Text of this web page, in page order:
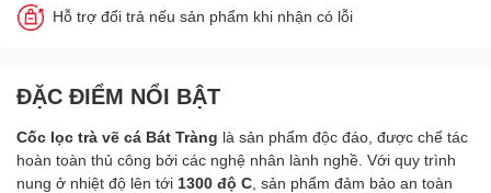
Hỗ trợ đổi trả nếu sản phẩm khi nhận có lỗi
ĐẶC ĐIỂM NỔI BẬT
Cốc lọc trà vẽ cá Bát Tràng là sản phẩm độc đáo, được chế tác
hoàn toàn thủ công bởi các nghệ nhân lành nghề. Với quy trình
nung ở nhiệt độ lên tới 1300 độ C , sản phẩm đảm bảo an toàn